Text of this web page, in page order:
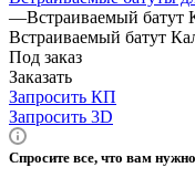
—Встраиваемый батут
Встраиваемый батут
Под заказ
Заказать
Запросить КП
Запросить 3D
Спросите все, что вам